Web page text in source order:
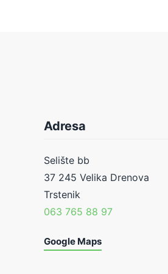
Adresa
Selište bb
37 245 Velika Drenova
Trstenik
063 765 88 97
Google Maps